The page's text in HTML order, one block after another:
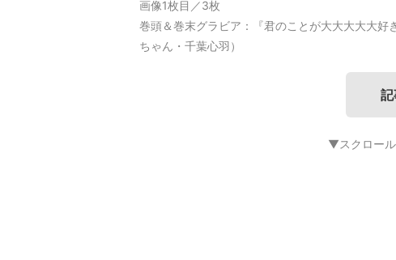
画像1枚目／3枚
巻頭＆巻末グラビア：『君のことが大大大大大
ちゃん・千葉心羽）
▼スクロー